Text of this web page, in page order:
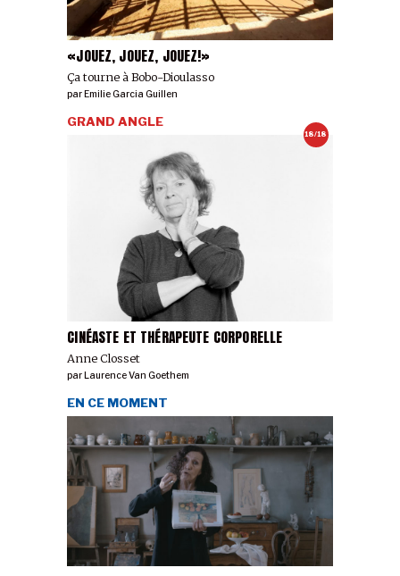
«JOUEZ, JOUEZ, JOUEZ!»
Ça tourne à Bobo-Dioulasso
parEmilie Garcia Guillen
18/18
CINÉASTE ET THÉRAPEUTE CORPORELLE
Anne Closset
GRAND ANGLE
par Laurence Van Goethem
EN CE MOMENT